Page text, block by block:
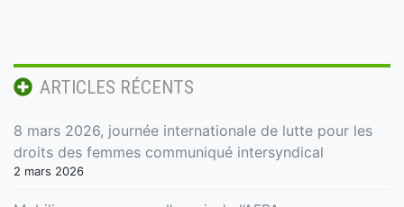
ARTICLES RÉCENTS
8 mars 2026, journée internationale de lutte pour les
droits des femmes communiqué intersyndical
2 mars 2026